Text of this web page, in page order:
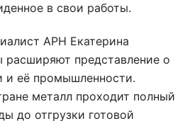
в свои работы.
АРН Екатерина
расширяют представление о
и её промышленности.
металл проходит полный
до отгрузки готовой